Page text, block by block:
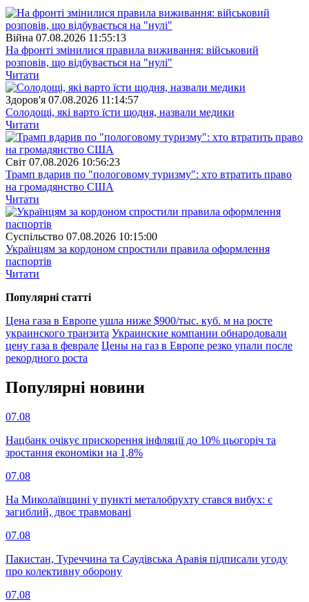
Війна 07.08.2026 11:55:13
На фронті змінилися правила виживання: військовий
розповів, що відбувається на "нулі"
Читати
Здоров'я 07.08.2026 11:14:57
Солодощі, які варто їсти щодня, назвали медики
Читати
Свiт 07.08.2026 10:56:23
Трамп вдарив по "пологовому туризму": хто втратить право
на громадянство США
Читати
Суспiльство 07.08.2026 10:15:00
Українцям за кордоном спростили правила оформлення
паспортів
Читати
Популярнi статтi
Цена газа в Европе ушла ниже $900/тыс. куб. м на росте
украинского транзита Украинские компании обнародовали
цену газа в феврале Цены на газ в Европе резко упали после
рекордного роста
Популярнi новини
07.08
Нацбанк очікує прискорення інфляції до 10% цьогоріч та
зростання економіки на 1,8%
07.08
На Миколаївщині у пункті металобрухту стався вибух: є
загиблий, двоє травмовані
07.08
Пакистан, Туреччина та Саудівська Аравія підписали угоду
про колективну оборону
07.08